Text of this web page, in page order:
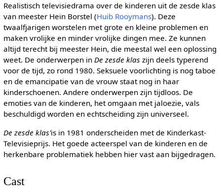
Realistisch televisiedrama over de kinderen uit de zesde klas
van meester Hein Borstel (Huib Rooymans). Deze
twaalfjarigen worstelen met grote en kleine problemen en
maken vrolijke en minder vrolijke dingen mee. Ze kunnen
altijd terecht bij meester Hein, die meestal wel een oplossing
weet. De onderwerpen in De zesde klas zijn deels typerend
voor de tijd, zo rond 1980. Seksuele voorlichting is nog taboe
en de emancipatie van de vrouw staat nog in haar
kinderschoenen. Andere onderwerpen zijn tijdloos. De
emoties van de kinderen, het omgaan met jaloezie, vals
beschuldigd worden en echtscheiding zijn universeel.
De zesde klas'is in 1981 onderscheiden met de Kinderkast-
Televisieprijs. Het goede acteerspel van de kinderen en de
herkenbare problematiek hebben hier vast aan bijgedragen.
Cast